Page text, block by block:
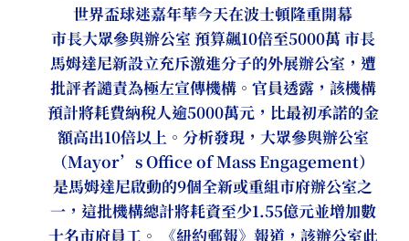
世界盃球迷嘉年華今天在波士頓隆重開幕
市長大眾參與辦公室 預算飆10倍至5000萬 市長
馬姆達尼新設立充斥激進分子的外展辦公室，遭
批評者譴責為極左宣傳機構。官員透露，該機構
預計將耗費納稅人逾5000萬元，比最初承諾的金
額高出10倍以上。分析發現，大眾參與辦公室
（Mayor’s Office of Mass Engagement）
是馬姆達尼啟動的9個全新或重組市府辦公室之
一，這批機構總計將耗資至少1.55億元並增加數
十名市府員工。 《紐約郵報》報道，該辦公室此